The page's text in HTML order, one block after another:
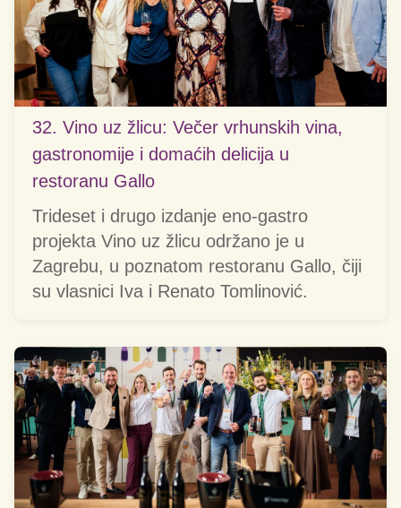
32. Vino uz žlicu: Večer vrhunskih vina,
gastronomije i domaćih delicija u
restoranu Gallo
Trideset i drugo izdanje eno-gastro
projekta Vino uz žlicu održano je u
Zagrebu, u poznatom restoranu Gallo, čiji
su vlasnici Iva i Renato Tomlinović.